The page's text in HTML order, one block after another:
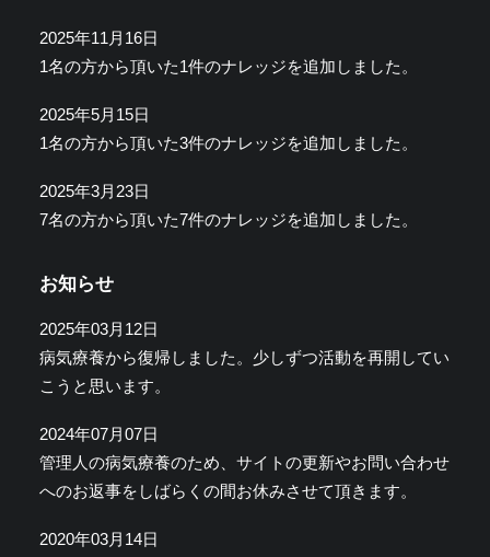
2025年11月16日
1名の方から頂いた1件のナレッジを追加しました。
2025年5月15日
1名の方から頂いた3件のナレッジを追加しました。
2025年3月23日
7名の方から頂いた7件のナレッジを追加しました。
お知らせ
2025年03月12日
病気療養から復帰しました。少しずつ活動を再開してい
こうと思います。
2024年07月07日
管理人の病気療養のため、サイトの更新やお問い合わせ
へのお返事をしばらくの間お休みさせて頂きます。
2020年03月14日